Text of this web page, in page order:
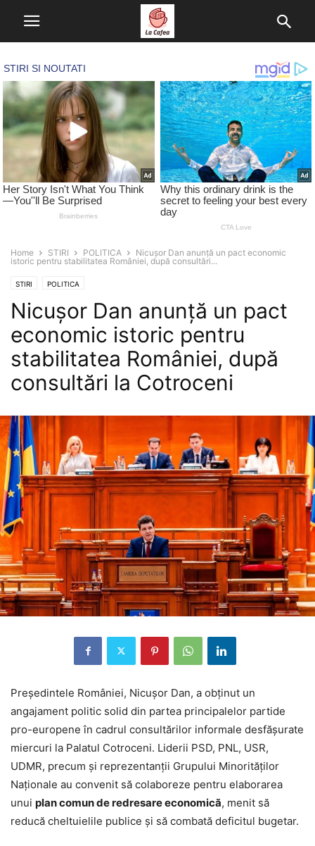
Home STIRI POLITICA
Nicușor Dan anunță un pact economic
istoric pentru stabilitatea României, după consultări...
STIRI POLITICA
Nicușor Dan anunță un pact
economic istoric pentru
stabilitatea României, după
consultări la Cotroceni
Președintele României, Nicușor Dan, a obținut un
angajament politic solid din partea principalelor partide
pro-europene în cadrul consultărilor informale desfășurate
miercuri la Palatul Cotroceni. Liderii PSD, PNL, USR,
UDMR, precum și reprezentanții Grupului Minorităților
Naționale au convenit să colaboreze pentru elaborarea
unui plan comun de redresare economică, menit să
reducă cheltuielile publice și să combată deficitul bugetar.